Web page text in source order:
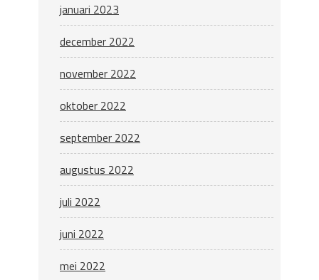
januari 2023
december 2022
november 2022
oktober 2022
september 2022
augustus 2022
juli 2022
juni 2022
mei 2022